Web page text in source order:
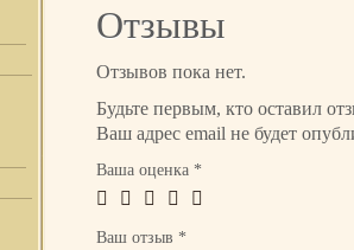
Отзывы
Отзывов пока нет.
Будьте первым, кто оставил
Ваш адрес email не будет
Ваша оценка *
Ваш отзыв *